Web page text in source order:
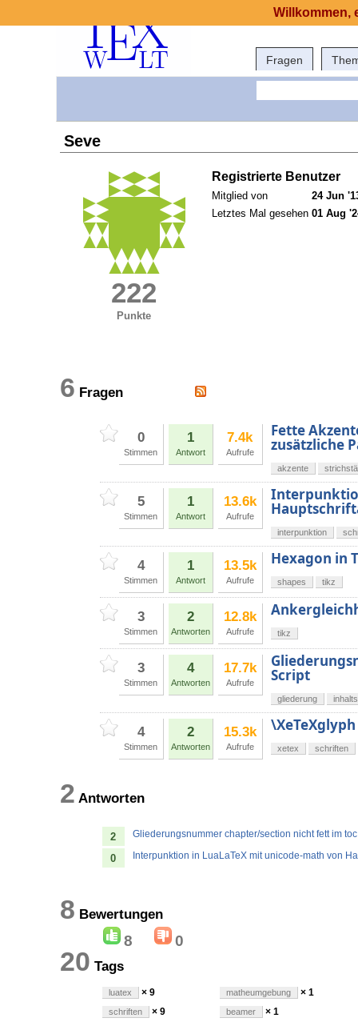
Fragen
Seve
222
Punkte
Registrierte Benutzer
Mitglied von
24 Jun
Letztes Mal gesehen 01 Aug
6 Fragen
0
Stimmen
1
Antwort
7.4k
Aufrufe
Fette
zusätzliche
akzente
5
Stimmen
1
Antwort
13.6k
Aufrufe
interpunktion
4
Stimmen
1
Antwort
13.5k
Aufrufe
Hexagon in
shapes tikz
3
Stimmen
2
Antworten
12.8k
Aufrufe tikz
3
Stimmen
4
Antworten
17.7k
Aufrufe Script
gliederung
4
Stimmen
2
Antworten
15.3k
Aufrufe xetex schriften
2 Antworten
2 Gliederungsnummer chapter/section nicht fett im
0 Interpunktion in LuaLaTeX mit unicode-math von
8 Bewertungen
8 0
20 Tags
luatex × 9
schriften × 9
matheumgebung × 1
beamer × 1
Willkommen,